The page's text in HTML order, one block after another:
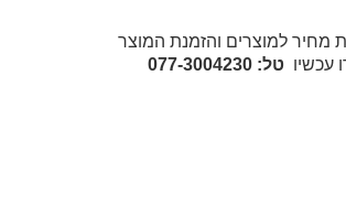
מחיר למוצרים והזמנת המוצר
עכשיו טל: 077-3004230